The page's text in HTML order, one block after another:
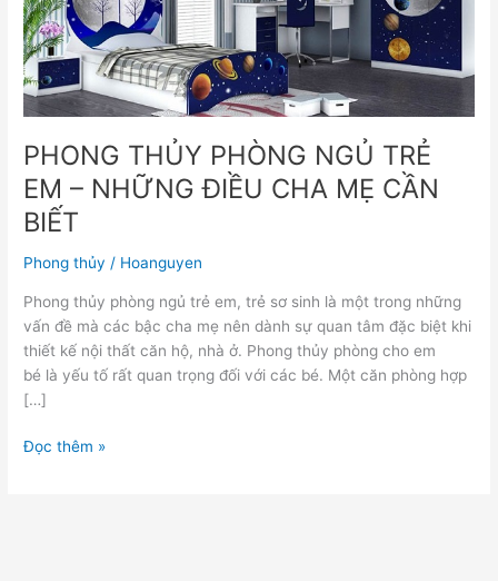
PHONG THỦY PHÒNG NGỦ TRẺ
EM – NHỮNG ĐIỀU CHA MẸ CẦN
BIẾT
Phong thủy / Hoanguyen
Phong thủy phòng ngủ trẻ em, trẻ sơ sinh là một trong những
vấn đề mà các bậc cha mẹ nên dành sự quan tâm đặc biệt khi
thiết kế nội thất căn hộ, nhà ở. Phong thủy phòng cho em
bé là yếu tố rất quan trọng đối với các bé. Một căn phòng hợp
[…]
–
NHỮNG
ĐIỀU
CHA
MẸ
CẦN
BIẾT
Đọc thêm »